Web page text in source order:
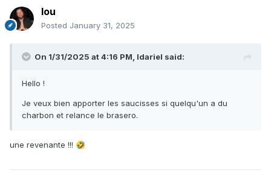
lou
Posted January 31, 2025
On 1/31/2025 at 4:16 PM, Idariel said:
Hello !
Je veux bien apporter les saucisses si quelqu'un a du
charbon et relance le brasero.
une revenante !!! 🤣